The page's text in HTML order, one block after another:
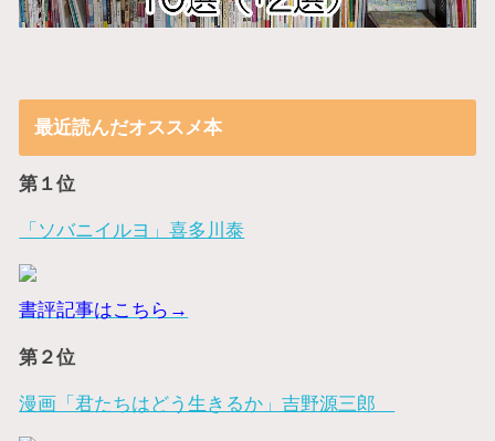
最近読んだオススメ本
第１位
「ソバニイルヨ」喜多川泰
書評記事はこちら→
第２位
漫画「君たちはどう生きるか」吉野源三郎